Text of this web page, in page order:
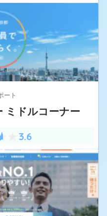
ート
ミドルコーナー
3.6